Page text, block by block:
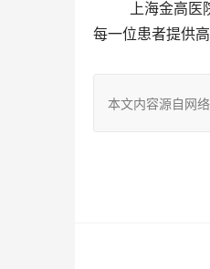
每一位患者提供
本文内容源自网